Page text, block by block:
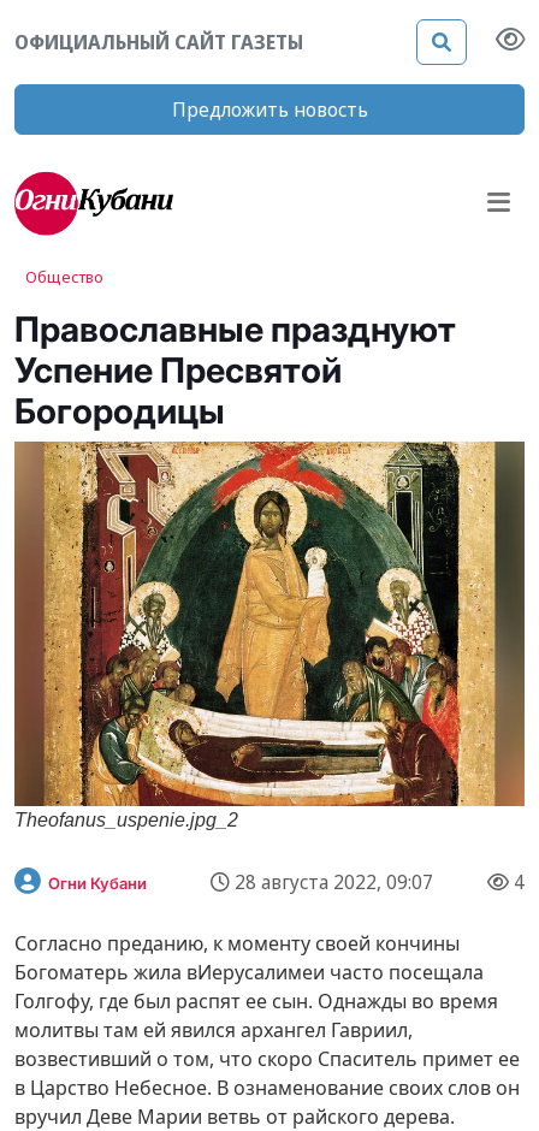
ОФИЦИАЛЬНЫЙ САЙТ ГАЗЕТЫ
Предложить новость
Общество
Православные празднуют
Успение Пресвятой
Богородицы
Theofanus_uspenie.jpg_2
Огни Кубани 28 августа 2022, 09:07 4
Согласно преданию, к моменту своей кончины
Богоматерь жила вИерусалимеи часто посещала
Голгофу, где был распят ее сын. Однажды во время
молитвы там ей явился архангел Гавриил,
возвестивший о том, что скоро Спаситель примет ее
в Царство Небесное. В ознаменование своих слов он
вручил Деве Марии ветвь от райского дерева.